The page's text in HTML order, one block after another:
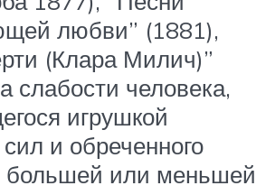
любви” (1881),
(Клара Милич)”
слабости человека,
игрушкой
и обреченного
или меньшей